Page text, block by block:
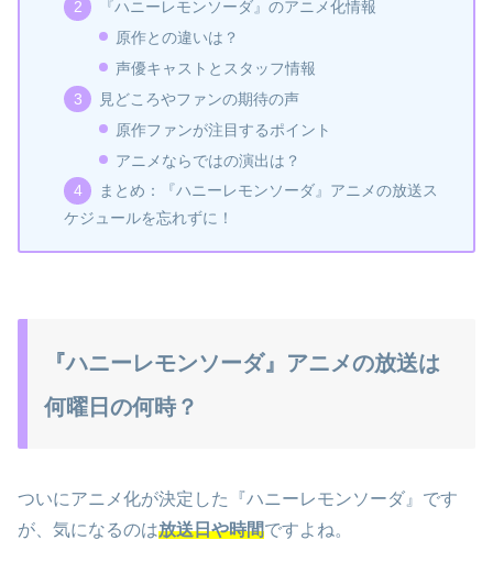
『ハニーレモンソーダ』のアニメ化情報
原作との違いは？
声優キャストとスタッフ情報
見どころやファンの期待の声
原作ファンが注目するポイント
アニメならではの演出は？
まとめ：『ハニーレモンソーダ』アニメの放送ス
ケジュールを忘れずに！
『ハニーレモンソーダ』アニメの放送は
何曜日の何時？
ついにアニメ化が決定した『ハニーレモンソーダ』です
が、気になるのは放送日や時間ですよね。